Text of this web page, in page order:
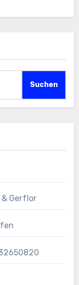
& Gerflor